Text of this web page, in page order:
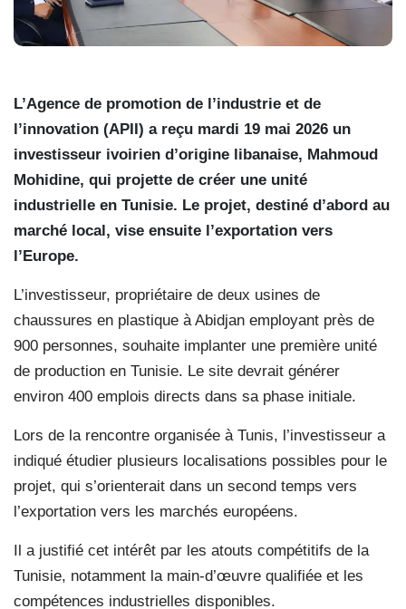
L’Agence de promotion de l’industrie et de
l’innovation (APII) a reçu mardi 19 mai 2026 un
investisseur ivoirien d’origine libanaise, Mahmoud
Mohidine, qui projette de créer une unité
industrielle en Tunisie. Le projet, destiné d’abord au
marché local, vise ensuite l’exportation vers
l’Europe.
L’investisseur, propriétaire de deux usines de
chaussures en plastique à Abidjan employant près de
900 personnes, souhaite implanter une première unité
de production en Tunisie. Le site devrait générer
environ 400 emplois directs dans sa phase initiale.
Lors de la rencontre organisée à Tunis, l’investisseur a
indiqué étudier plusieurs localisations possibles pour le
projet, qui s’orienterait dans un second temps vers
l’exportation vers les marchés européens.
Il a justifié cet intérêt par les atouts compétitifs de la
Tunisie, notamment la main-d’œuvre qualifiée et les
compétences industrielles disponibles.